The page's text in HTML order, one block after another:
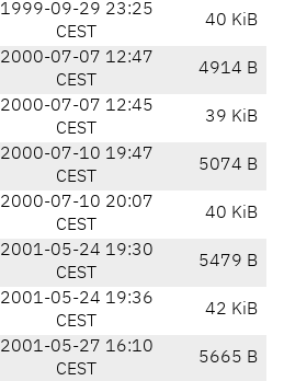
1999-09-29 23:25
CEST
40 KiB
2000-07-07 12:47
CEST
4914 B
2000-07-07 12:45
CEST
39 KiB
2000-07-10 19:47
CEST
5074 B
2000-07-10 20:07
CEST
40 KiB
2001-05-24 19:30
CEST
5479 B
2001-05-24 19:36
CEST
42 KiB
2001-05-27 16:10
CEST
5665 B